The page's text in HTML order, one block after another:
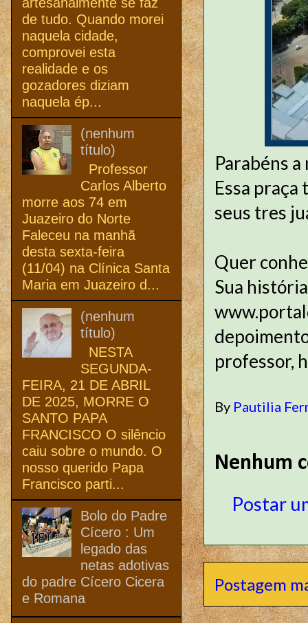
Parabéns
Essa praça
seus tres
Quer
Sua
professor,
By Pautilia
Nenhum
Postar
Postagem
de tudo. Quando morei
naquela cidade,
comprovei esta
realidade e os
gozadores diziam
naquela ép...
(nenhum
título)
Professor
Carlos Alberto
morre aos 74 em
Juazeiro do Norte
Faleceu na manhã
desta sexta-feira
(11/04) na Clínica Santa
Maria em Juazeiro d...
(nenhum
título)
NESTA
SEGUNDA-
FEIRA, 21 DE ABRIL
DE 2025, MORRE O
SANTO PAPA
FRANCISCO O silêncio
caiu sobre o mundo. O
nosso querido Papa
Francisco parti...
Bolo do Padre
Cícero : Um
legado das
netas adotivas
do padre Cícero Cicera
e Romana